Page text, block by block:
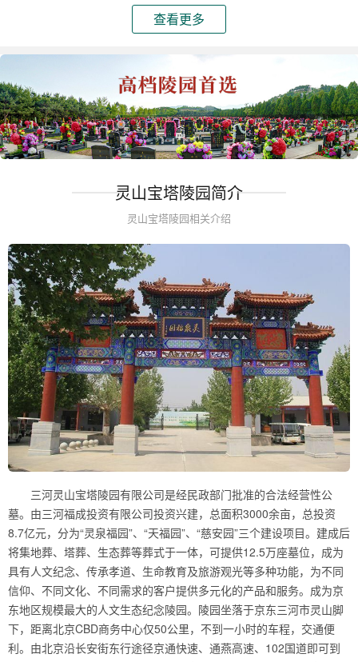
查看更多
灵山宝塔陵园简介
灵山宝塔陵园相关介绍
三河灵山宝塔陵园有限公司是经民政部门批准的合法经营性公
墓。由三河福成投资有限公司投资兴建，总面积3000余亩，总投资
8.7亿元，分为“灵泉福园”、“天福园”、“慈安园”三个建设项目。建成后
将集地葬、塔葬、生态葬等葬式于一体，可提供12.5万座墓位，成为
具有人文纪念、传承孝道、生命教育及旅游观光等多种功能，为不同
信仰、不同文化、不同需求的客户提供多元化的产品和服务。成为京
东地区规模最大的人文生态纪念陵园。陵园坐落于京东三河市灵山脚
下，距离北京CBD商务中心仅50公里，不到一小时的车程，交通便
利。由北京沿长安街东行途径京通快速、通燕高速、102国道即可到